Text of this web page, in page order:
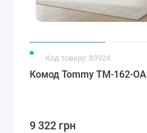
Код товару: 83924
Комод Tommy TM-162-OA
9 322 грн